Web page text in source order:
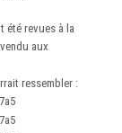
été revues à la
aux
ressembler :